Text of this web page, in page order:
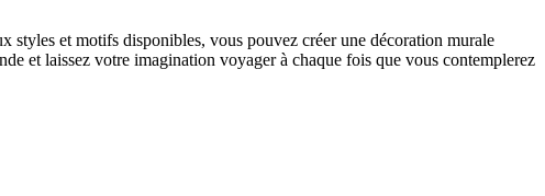
styles et motifs disponibles, vous pouvez créer une décoration murale
et laissez votre imagination voyager à chaque fois que vous contemplerez